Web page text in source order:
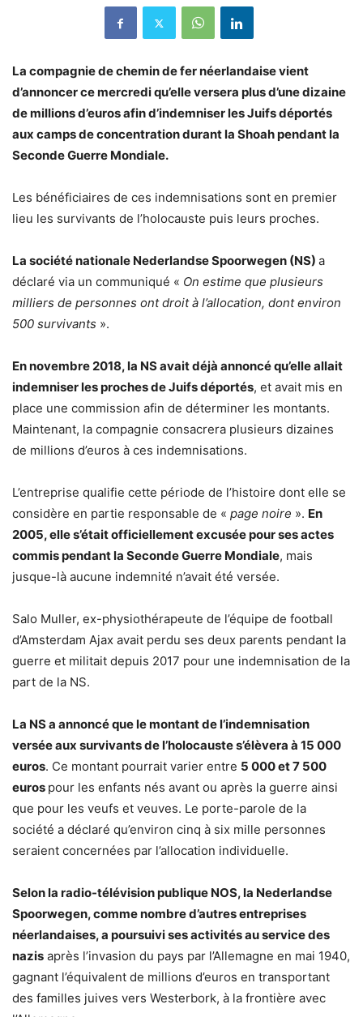
La compagnie de chemin de fer néerlandaise vient
d’annoncer ce mercredi qu’elle versera plus d’une dizaine
de millions d’euros afin d’indemniser les Juifs déportés
aux camps de concentration durant la Shoah pendant la
Seconde Guerre Mondiale.
Les bénéficiaires de ces indemnisations sont en premier
lieu les survivants de l’holocauste puis leurs proches.
La société nationale Nederlandse Spoorwegen (NS) a
déclaré via un communiqué « On estime que plusieurs
milliers de personnes ont droit à l’allocation, dont environ
500 survivants ».
En novembre 2018, la NS avait déjà annoncé qu’elle allait
indemniser les proches de Juifs déportés, et avait mis en
place une commission afin de déterminer les montants.
Maintenant, la compagnie consacrera plusieurs dizaines
de millions d’euros à ces indemnisations.
L’entreprise qualifie cette période de l’histoire dont elle se
considère en partie responsable de « page noire ». En
2005, elle s’était officiellement excusée pour ses actes
commis pendant la Seconde Guerre Mondiale, mais
jusque-là aucune indemnité n’avait été versée.
Salo Muller, ex-physiothérapeute de l’équipe de football
d’Amsterdam Ajax avait perdu ses deux parents pendant la
guerre et militait depuis 2017 pour une indemnisation de la
part de la NS.
La NS a annoncé que le montant de l’indemnisation
versée aux survivants de l’holocauste s’élèvera à 15 000
euros. Ce montant pourrait varier entre 5 000 et 7 500
euros pour les enfants nés avant ou après la guerre ainsi
que pour les veufs et veuves. Le porte-parole de la
société a déclaré qu’environ cinq à six mille personnes
seraient concernées par l’allocation individuelle.
Selon la radio-télévision publique NOS, la Nederlandse
Spoorwegen, comme nombre d’autres entreprises
néerlandaises, a poursuivi ses activités au service des
nazis après l’invasion du pays par l’Allemagne en mai 1940,
gagnant l’équivalent de millions d’euros en transportant
des familles juives vers Westerbork, à la frontière avec